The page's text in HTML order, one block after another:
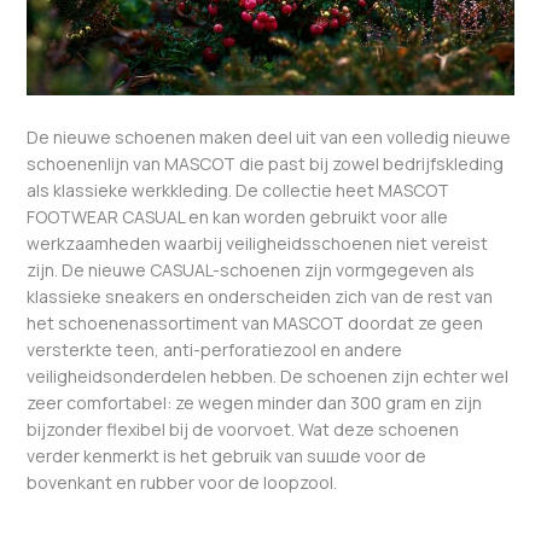
De nieuwe schoenen maken deel uit van een volledig nieuwe
schoenenlijn van MASCOT die past bij zowel bedrijfskleding
als klassieke werkkleding. De collectie heet MASCOT
FOOTWEAR CASUAL en kan worden gebruikt voor alle
werkzaamheden waarbij veiligheidsschoenen niet vereist
zijn. De nieuwe CASUAL-schoenen zijn vormgegeven als
klassieke sneakers en onderscheiden zich van de rest van
het schoenenassortiment van MASCOT doordat ze geen
versterkte teen, anti-perforatiezool en andere
veiligheidsonderdelen hebben. De schoenen zijn echter wel
zeer comfortabel: ze wegen minder dan 300 gram en zijn
bijzonder flexibel bij de voorvoet. Wat deze schoenen
verder kenmerkt is het gebruik van suшde voor de
bovenkant en rubber voor de loopzool.